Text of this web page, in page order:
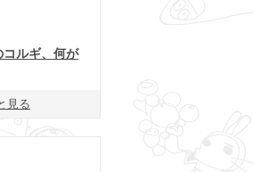
コルギ、何が
見る